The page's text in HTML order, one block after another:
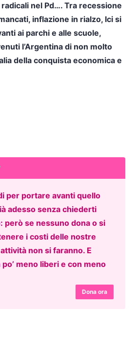
nel Pd…. Tra recessione
inflazione in rialzo, Ici si
ai parchi e alle scuole,
l’Argentina di non molto
della conquista economica e
per portare avanti quello
adesso senza chiederti
però se nessuno dona o si
i costi delle nostre
non si faranno. E
meno liberi e con meno
Dona ora